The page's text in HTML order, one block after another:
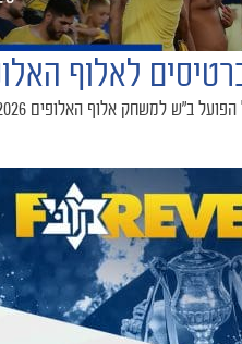
לאלוף
שייערך באצטדיון טוטו-טרנר ב-16/07 בשעה 19:30. מי זכאי לרכוש כרטיס? כל הפרטים בכתבה